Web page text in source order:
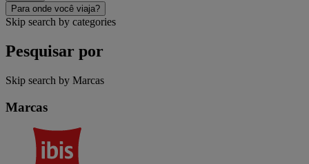
Para onde você viaja?
Skip search by categories
Pesquisar por
Skip search by Marcas
Marcas